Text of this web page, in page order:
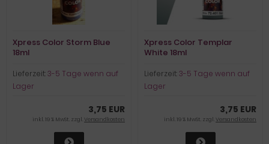
Xpress Color Storm Blue
18ml
Lieferzeit:3-5 Tage wenn auf
Lager
3,75 EUR
inkl. 19 % MwSt. zzgl.Versandkosten
Xpress Color Templar
White 18ml
Lieferzeit:3-5 Tage wenn auf
Lager
3,75 EUR
inkl. 19 % MwSt. zzgl.Versandkosten